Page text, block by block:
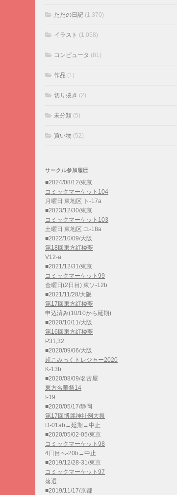
ただの日記 (1,370)
イラスト (1,058)
コンピュータ (81)
作品 (1)
切り抜き (2)
未分類 (5)
買い物 (52)
サークル参加履歴
■2024/08/12/東京
コミックマーケット104
月曜日 東地区 ト-17a
■2023/12/30/東京
コミックマーケット103
土曜日 東地区 ユ-18a
■2022/10/09/大阪
第18回東方紅楼夢
V12-a
■2021/12/31/東京
コミックマーケット99
金曜日(2日目) 東ソ-12b
■2021/11/28/大阪
第17回東方紅楼夢
申込済み(10/10から延期)
■2020/10/11/大阪
第16回東方紅楼夢
P31,32
■2020/09/06/大阪
超こみっくトレジャー2020
K-13b
■2020/08/09/名古屋
東方名華祭14
I-19
■2020/05/17/静岡
第17回博麗神社例大祭
D-01ab→延期→中止
■2020/05/02-05/東京
コミックマーケット98
4日目へ-20b→中止
■2019/12/28-31/東京
コミックマーケット97
落選
■2019/11/17/京都